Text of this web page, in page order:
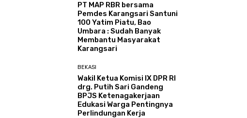
PT MAP RBR bersama
Pemdes Karangsari Santuni
100 Yatim Piatu, Bao
Umbara : Sudah Banyak
Membantu Masyarakat
Karangsari
BEKASI
Wakil Ketua Komisi IX DPR RI
drg. Putih Sari Gandeng
BPJS Ketenagakerjaan
Edukasi Warga Pentingnya
Perlindungan Kerja